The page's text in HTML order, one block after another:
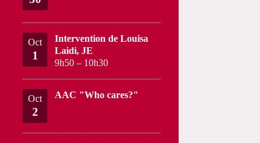
Oct
1
Intervention de Louisa
Laidi, JE
9h50 – 10h30
Oct
2
AAC "Who cares?"